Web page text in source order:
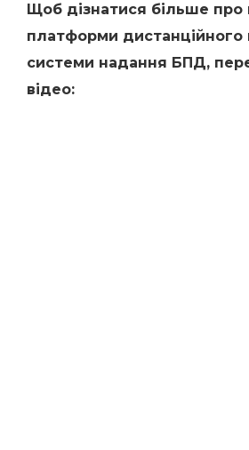
Щоб дізнатися більше про
платформи дистанційного
системи надання БПД,
відео: